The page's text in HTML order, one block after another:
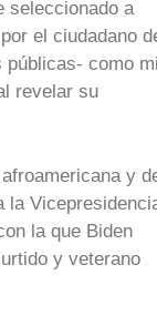
seleccionado a
el ciudadano
públicas- como
revelar su
y
la
la que Biden
y veterano